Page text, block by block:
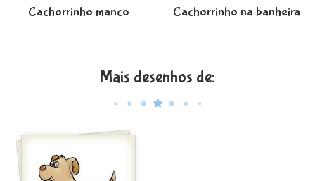
Cachorrinho manco Cachorrinho na banheira
Mais desenhos de: